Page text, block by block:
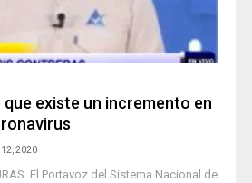
existe un incremento en
2020
El Portavoz del Sistema Nacional de